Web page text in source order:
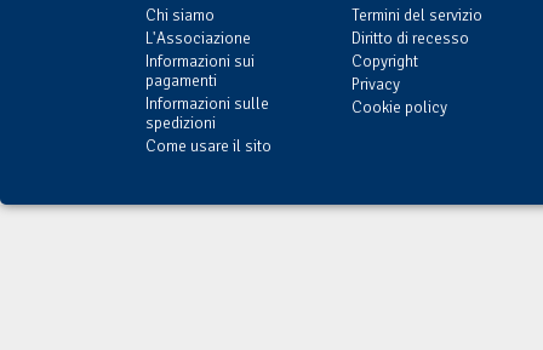
Chi siamo
L'Associazione
Informazioni sui
pagamenti
Informazioni sulle
spedizioni
Come usare il sito
Termini del servizio
Diritto di recesso
Copyright
Privacy
Cookie policy